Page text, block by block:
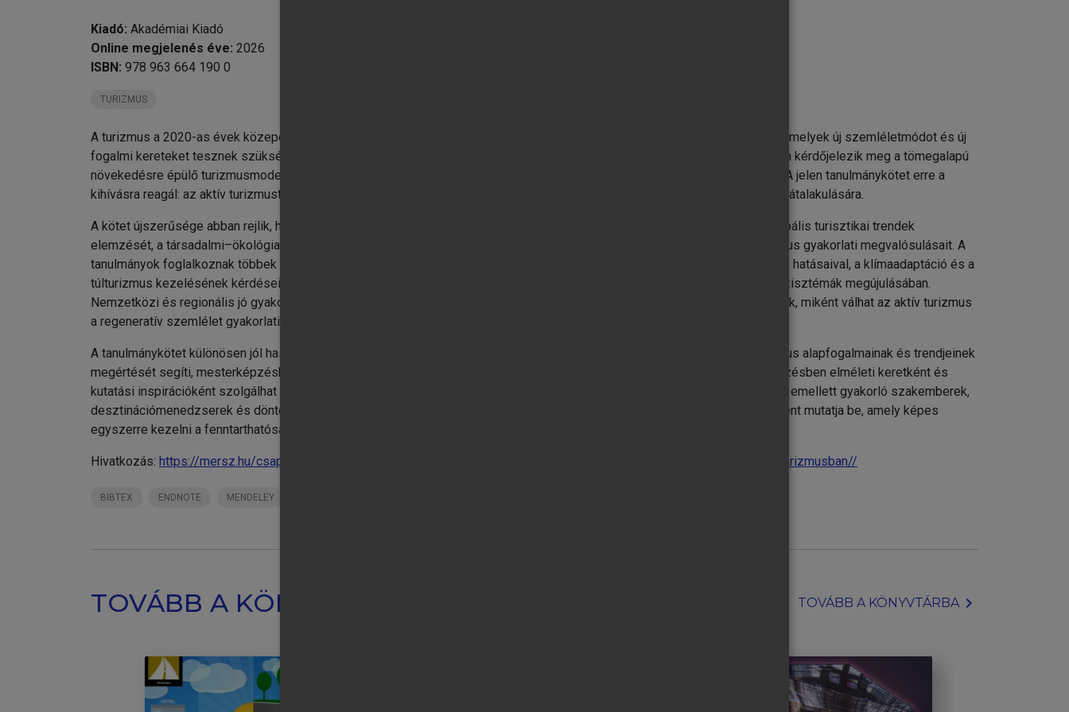
Kiadó: Akadémiai Kiadó
Online megjelenés éve: 2026
ISBN: 978 963 664 190 0
TURIZMUS
A turizmus a 2020-as évek közepére olyan komplex társadalmi–gazdasági és környezeti kihívások metszéspontjába került, amelyek új szemléletmódot és új
fogalmi kereteket tesznek szükségessé. A klímaváltozás, a túlturizmus, a digitalizáció és a társadalmi értékváltás együttesen kérdőjelezik meg a tömegalapú
növekedésre épülő turizmusmodelleket, miközben előtérbe helyezik az aktív, fenntartható és regeneratív megközelítéseket. A jelen tanulmánykötet erre a
kihívásra reagál: az aktív turizmust nem pusztán termékkategóriaként, hanem rendszerszintű válaszként értelmezi a turizmus átalakulására.
A kötet újszerűsége abban rejlik, hogy az aktív turizmust átfogó, multidiszciplináris keretben vizsgálja, összekapcsolva a globális turisztikai trendek
elemzését, a társadalmi–ökológiai rendszerként értelmezett turizmuselméletet, valamint a fenntartható és regeneratív turizmus gyakorlati megvalósulásait. A
tanulmányok foglalkoznak többek között a pandémia utáni turizmus új irányvonalaival, a generációs és technológiai változások hatásaival, a klímaadaptáció és a
túlturizmus kezelésének kérdéseivel, valamint az aktív turizmus szerepével az életminőség, a helyi közösségek és az ökoszisztémák megújulásában.
Nemzetközi és regionális jó gyakorlatok – például hosszútávú túraútvonalak és közösségvezérelt fejlesztések – szemléltetik, miként válhat az aktív turizmus
a regeneratív szemlélet gyakorlati eszközévé.
A tanulmánykötet különösen jól hasznosítható a turizmusoktatás több szintjén: alapképzésben az aktív és fenntartható turizmus alapfogalmainak és trendjeinek
megértését segíti, mesterképzésben rendszerszintű, stratégiai gondolkodásra ösztönöz, míg posztgraduális és doktori képzésben elméleti keretként és
kutatási inspirációként szolgálhat a turizmus társadalmi, környezeti és technológiai összefüggéseinek vizsgálatához. A kötet emellett gyakorló szakemberek,
desztinációmenedzserek és döntéshozók számára is releváns, mivel az aktív turizmust olyan jövőorientált fejlesztési irányként mutatja be, amely képes
egyszerre kezelni a fenntarthatóság, a versenyképesség és a társadalmi elfogadottság kérdéseit.
Hivatkozás: https://mersz.hu/csapody-jaszberenyi-miskolczi-fenntarthato-es-regenerativ-megkozelitesek-az-aktiv-es-okoturizmusban//
BIBTEX ENDNOTE MENDELEY
TOVÁBB A KÖNYVTÁRBA TOVÁBB A KÖNYVTÁRBAchevron_right